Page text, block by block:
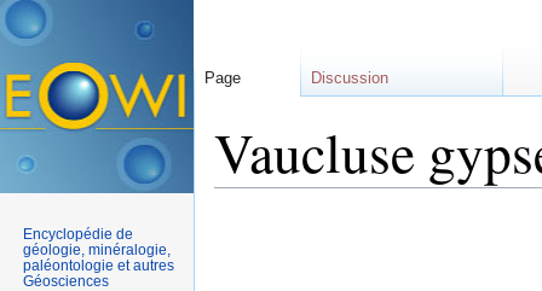
Vaucluse
Page Discussion
Encyclopédie de
géologie, minéralogie,
paléontologie et autres
Géosciences